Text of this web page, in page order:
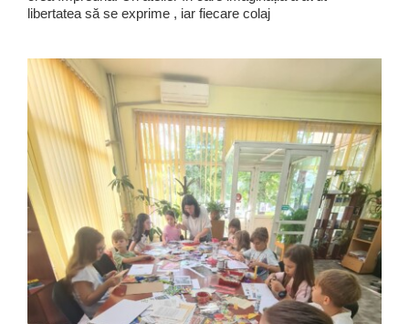
libertatea să se exprime , iar fiecare colaj